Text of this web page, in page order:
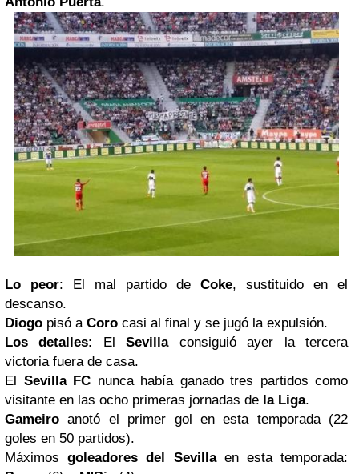
Lo peor: El mal partido de Coke, sustituido en el
descanso.
Diogo pisó a Coro casi al final y se jugó la expulsión.
Los detalles: ElSevilla consiguió ayer la tercera
victoria fuera de casa.
El Sevilla FC nunca había ganado tres partidos como
visitante en las ocho primeras jornadas de la Liga.
Gameiroanotó el primer gol en esta temporada (22
goles en 50 partidos).
Máximosgoleadores del Sevillaen esta temporada: